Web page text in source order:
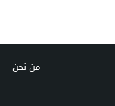
من نحن